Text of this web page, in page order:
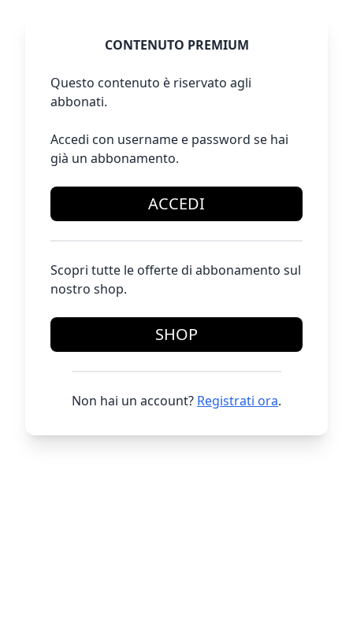
CONTENUTO PREMIUM
Questo contenuto è riservato agli
abbonati.
Accedi con username e password se hai
già un abbonamento.
ACCEDI
Scopri tutte le offerte di abbonamento sul
nostro shop.
SHOP
Non hai un account? Registrati ora.